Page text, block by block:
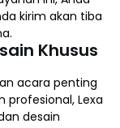
kirim akan tiba
Khusus
acara penting
profesional, Lexa
desain